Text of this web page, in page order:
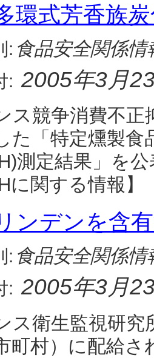
環式芳香族
: 食品安全関係情
: 2005年3月
競争消費不正
た「特定燻製
測定結果」を
に関する情報
ンデンを含
: 食品安全関係情
: 2005年3月
衛生監視研究
町村）に配給